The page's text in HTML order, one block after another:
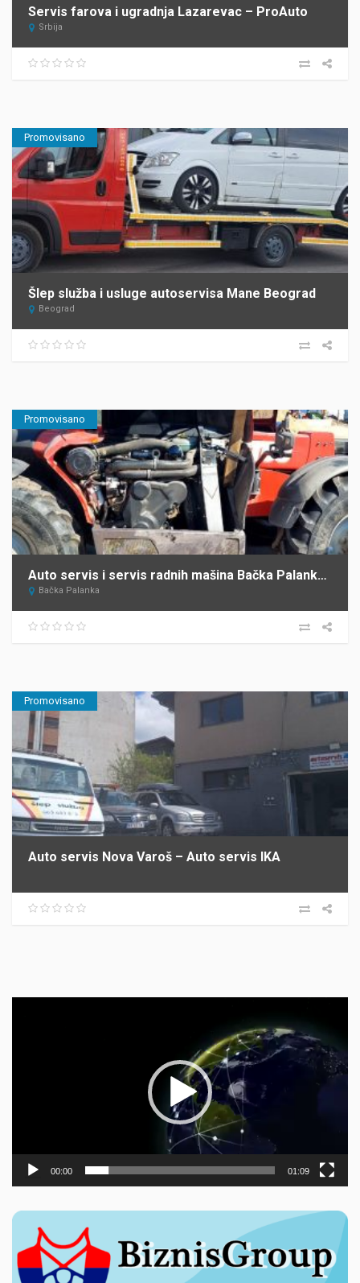
Servis farova i ugradnja Lazarevac – ProAuto
Srbija
Promovisano
Šlep služba i usluge autoservisa Mane Beograd
Beograd
Promovisano
Auto servis i servis radnih mašina Bačka Palanka Krnajac
Bačka Palanka
Promovisano
Auto servis Nova Varoš – Auto servis IKA
00:00 01:09